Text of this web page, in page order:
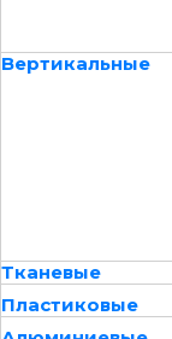
Вертикальные
Тканевые
Пластиковые